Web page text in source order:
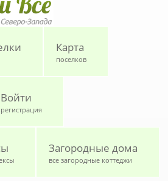
Карта
поселков
Войти
регистрация
Загородные дома
все загородные коттеджи